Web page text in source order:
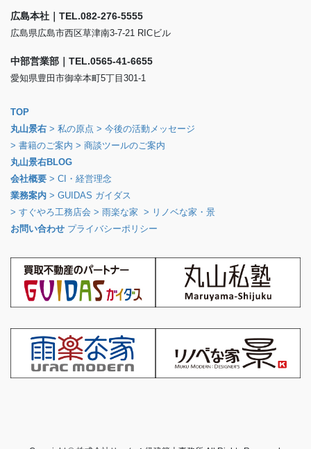
広島本社｜TEL.082-276-5555
広島県広島市西区草津南3-7-21 RICビル
中部営業部｜TEL.0565-41-6655
愛知県豊田市御幸本町5丁目301-1
TOP
丸山景右 > 私の原点 > 今後の活動メッセージ
> 書籍のご案内 > 商談ツールのご案内
丸山景右BLOG
会社概要 > CI・経営理念
業務案内 > GUIDAS ガイダス
> すぐやろ工務店会 > 雨楽な家 > リノベな家・景
お問い合わせ プライバシーポリシー